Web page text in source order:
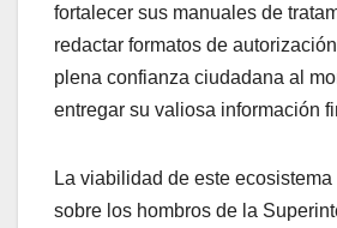
fortalecer sus manuales de
redactar formatos de
plena confianza ciudadana al
entregar su valiosa información
La viabilidad de este ecosistema
sobre los hombros de la